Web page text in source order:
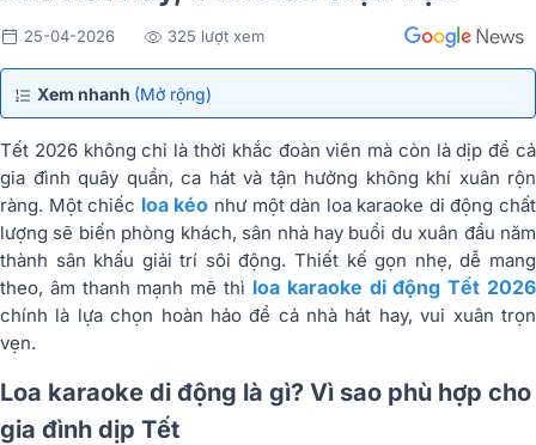
25-04-2026 325 lượt xem
Xem nhanh (Mở rộng)
Tết 2026 không chỉ là thời khắc đoàn viên mà còn là dịp để cả
gia đình quây quần, ca hát và tận hưởng không khí xuân rộn
ràng. Một chiếc loa kéo như một dàn loa karaoke di động chất
lượng sẽ biến phòng khách, sân nhà hay buổi du xuân đầu năm
thành sân khấu giải trí sôi động. Thiết kế gọn nhẹ, dễ mang
theo, âm thanh mạnh mẽ thì loa karaoke di động Tết 2026
chính là lựa chọn hoàn hảo để cả nhà hát hay, vui xuân trọn
vẹn.
Loa karaoke di động là gì? Vì sao phù hợp cho
gia đình dịp Tết